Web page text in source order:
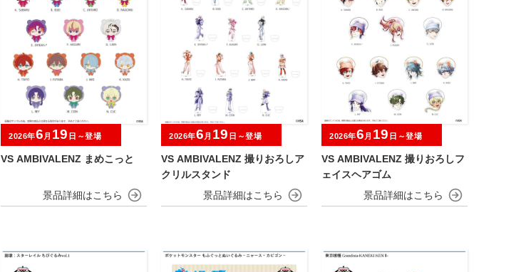
VS AMBIVALENZ まめこっと
2026年6 月 19 日～登場
VS AMBIVALENZ 撮りおろしア
クリルスタンド
2026年6 月 19 日～登場
VS AMBIVALENZ 撮りおろしフ
ェイスヘアゴム
2026年6 月 19 日～登場